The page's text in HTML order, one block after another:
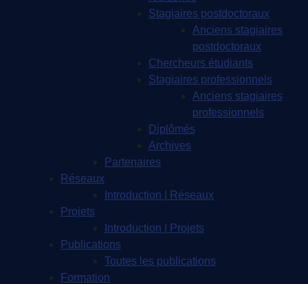
Stagiaires postdoctoraux
Anciens stagiaires
postdoctoraux
Chercheurs étudiants
Stagiaires professionnels
Anciens stagiaires
professionnels
Diplômés
Archives
Partenaires
Réseaux
Introduction | Réseaux
Projets
Introduction | Projets
Publications
Toutes les publications
Formation